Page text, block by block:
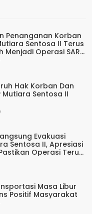
Penanganan Korban
Sentosa II Terus
Menjadi Operasi SAR
Hak Korban Dan
Mutiara Sentosa II
Evakuasi
Sentosa II, Apresiasi
Operasi Terus
Masa Libur
Positif Masyarakat